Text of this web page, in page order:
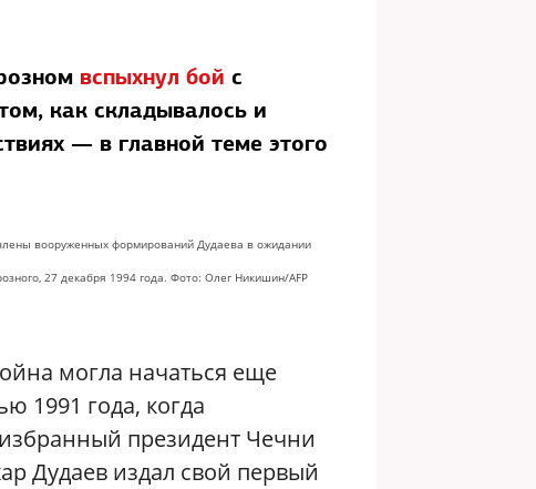
вспыхнул бой с
как складывалось и
— в главной теме этого
вооруженных формирований Дудаева в ожидании
27 декабря 1994 года. Фото: Олег Никишин/AFP
могла начаться еще
1991 года, когда
президент Чечни
Дудаев издал свой первый